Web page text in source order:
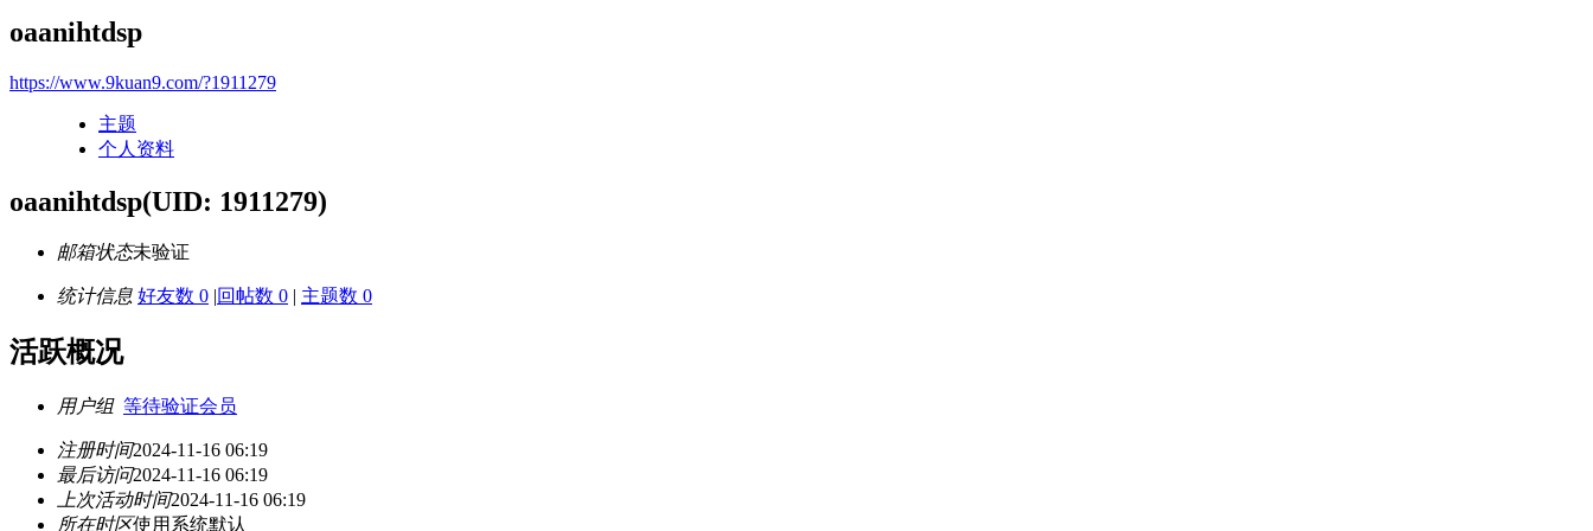
oaanihtdsp
https://www.9kuan9.com/?1911279
主题
个人资料
oaanihtdsp(UID: 1911279)
邮箱状态未验证
统计信息 好友数 0 |回帖数 0 | 主题数 0
活跃概况
用户组 等待验证会员
注册时间2024-11-16 06:19
最后访问2024-11-16 06:19
上次活动时间2024-11-16 06:19
所在时区使用系统默认